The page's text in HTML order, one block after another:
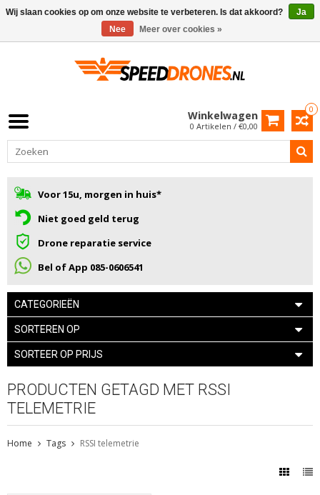
0
Winkelwagen
0 Artikelen / €0,00
Voor 15u, morgen in huis*
Niet goed geld terug
Drone reparatie service
Bel of App 085-0606541
CATEGORIEËN
SORTEREN OP
SORTEER OP PRIJS
PRODUCTEN GETAGD MET RSSI
TELEMETRIE
Home Tags RSSI telemetrie
Wij slaan cookies op om onze website te verbeteren. Is dat akkoord?
Ja
Nee
Meer over cookies »